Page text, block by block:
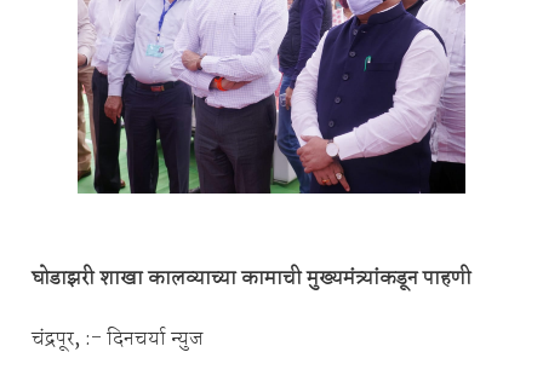
घोडाझरी शाखा कालव्याच्या कामाची मुख्यमंत्र्यांकडून पाहणी
चंद्रपूर, :- दिनचर्या न्युज